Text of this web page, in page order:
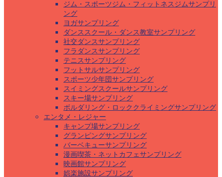
ジム・スポーツジム・フィットネスジムサンプリ
ング
ヨガサンプリング
ダンススクール・ダンス教室サンプリング
社交ダンスサンプリング
フラダンスサンプリング
テニスサンプリング
フットサルサンプリング
スポーツ少年団サンプリング
スイミングスクールサンプリング
スキー場サンプリング
ボルダリング・ロッククライミングサンプリング
エンタメ・レジャー
キャンプ場サンプリング
グランピングサンプリング
バーベキューサンプリング
漫画喫茶・ネットカフェサンプリング
映画館サンプリング
娯楽施設サンプリング